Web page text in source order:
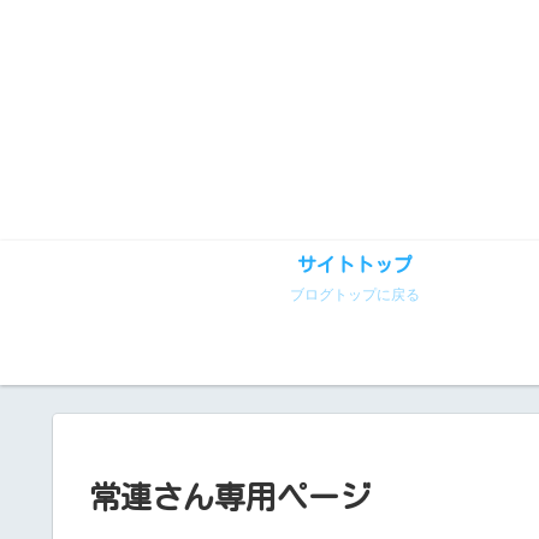
サイトトップ
ブログトップに戻る
常連さん専用ページ